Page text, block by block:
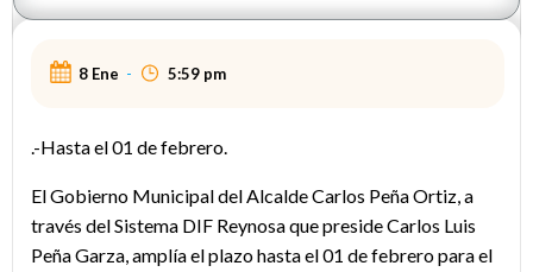
8 Ene - 5:59 pm
.-Hasta el 01 de febrero.
El Gobierno Municipal del Alcalde Carlos Peña Ortiz, a
través del Sistema DIF Reynosa que preside Carlos Luis
Peña Garza, amplía el plazo hasta el 01 de febrero para el